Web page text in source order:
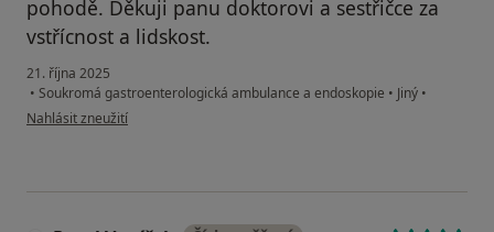
pohodě. Děkuji panu doktorovi a sestřičce za
vstřícnost a lidskost.
21. října 2025
• Soukromá gastroenterologická ambulance a endoskopie • Jiný •
podle názoru uživatele Žaneta Vašková
Nahlásit zneužití